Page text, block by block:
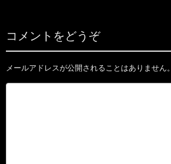
コメントをどうぞ
メールアドレスが公開されることはありません。